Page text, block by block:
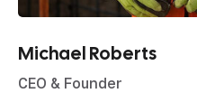
Michael Roberts
CEO & Founder